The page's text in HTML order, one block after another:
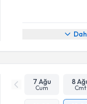
7 Ağu
Cum
8
Cmt